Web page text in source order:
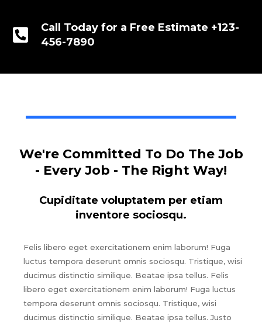
Call Today for a Free Estimate +123-
456-7890
We're Committed To Do The Job
- Every Job - The Right Way!
Cupiditate voluptatem per etiam
inventore sociosqu.
Felis libero eget exercitationem enim laborum! Fuga
luctus tempora deserunt omnis sociosqu. Tristique, wisi
ducimus distinctio similique. Beatae ipsa tellus. Felis
libero eget exercitationem enim laborum! Fuga luctus
tempora deserunt omnis sociosqu. Tristique, wisi
ducimus distinctio similique. Beatae ipsa tellus. Justo